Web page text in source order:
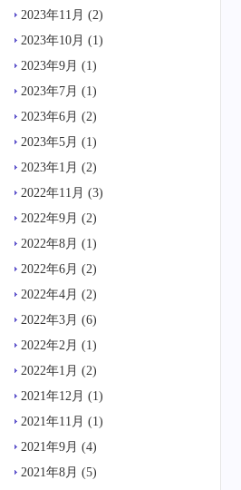
2023年11月 (2)
2023年10月 (1)
2023年9月 (1)
2023年7月 (1)
2023年6月 (2)
2023年5月 (1)
2023年1月 (2)
2022年11月 (3)
2022年9月 (2)
2022年8月 (1)
2022年6月 (2)
2022年4月 (2)
2022年3月 (6)
2022年2月 (1)
2022年1月 (2)
2021年12月 (1)
2021年11月 (1)
2021年9月 (4)
2021年8月 (5)